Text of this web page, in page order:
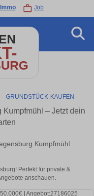
Immo Job
GRUNDSTÜCK-KAUFEN
Kumpfmühl – Jetzt dein
Kumpfmühl
Perfekt für private &
anschauen.